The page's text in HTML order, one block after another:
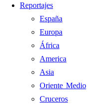
Reportajes
España
Europa
África
America
Asia
Oriente Medio
Cruceros